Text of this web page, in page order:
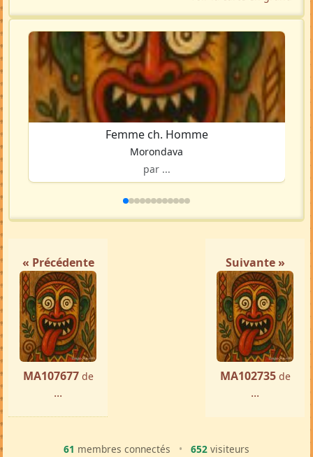
Femme ch. Homme
Morondava
par ...
« Précédente
MA107677 de
...
Suivante »
MA102735 de
...
61 membres connectés • 652 visiteurs